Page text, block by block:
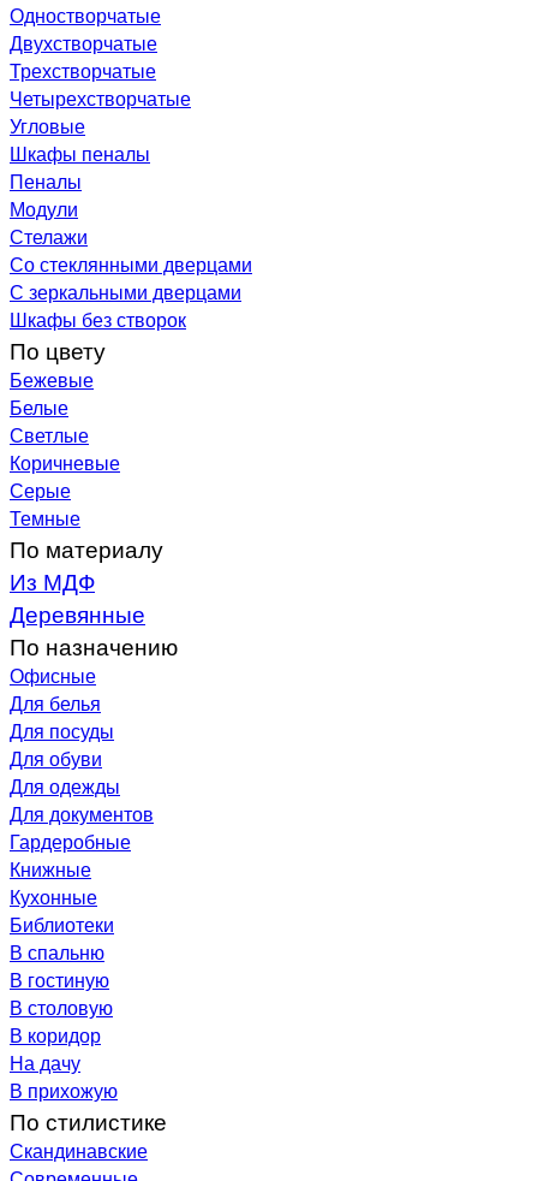
Одностворчатые
Двухстворчатые
Трехстворчатые
Четырехстворчатые
Угловые
Шкафы пеналы
Пеналы
Модули
Стелажи
Со стеклянными дверцами
С зеркальными дверцами
Шкафы без створок
По цвету
Бежевые
Белые
Светлые
Коричневые
Серые
Темные
По материалу
Из МДФ
Деревянные
По назначению
Офисные
Для белья
Для посуды
Для обуви
Для одежды
Для документов
Гардеробные
Книжные
Кухонные
Библиотеки
В спальню
В гостиную
В столовую
В коридор
На дачу
В прихожую
По стилистике
Скандинавские